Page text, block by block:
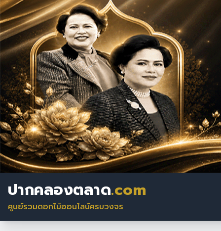
ปากคลองตลาด.com
ศูนย์รวมดอกไม้ออนไลน์ครบวงจร